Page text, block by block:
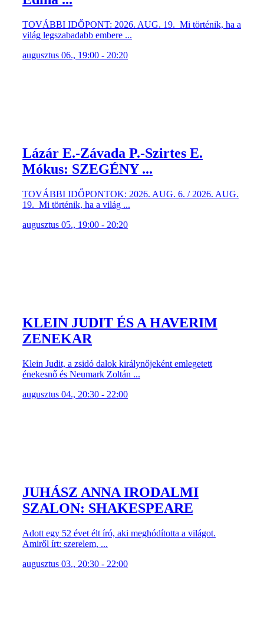
TOVÁBBI IDŐPONT: 2026. AUG. 19. Mi történik, ha a
világ legszabadabb embere ...
augusztus 06., 19:00 - 20:20
Lázár E.-Závada P.-Szirtes E.
Mókus: SZEGÉNY ...
TOVÁBBI IDŐPONTOK: 2026. AUG. 6. / 2026. AUG.
19. Mi történik, ha a világ ...
augusztus 05., 19:00 - 20:20
KLEIN JUDIT ÉS A HAVERIM
ZENEKAR
Klein Judit, a zsidó dalok királynőjeként emlegetett
énekesnő és Neumark Zoltán ...
augusztus 04., 20:30 - 22:00
JUHÁSZ ANNA IRODALMI
SZALON: SHAKESPEARE
Adott egy 52 évet élt író, aki meghódította a világot.
Amiről írt: szerelem, ...
augusztus 03., 20:30 - 22:00